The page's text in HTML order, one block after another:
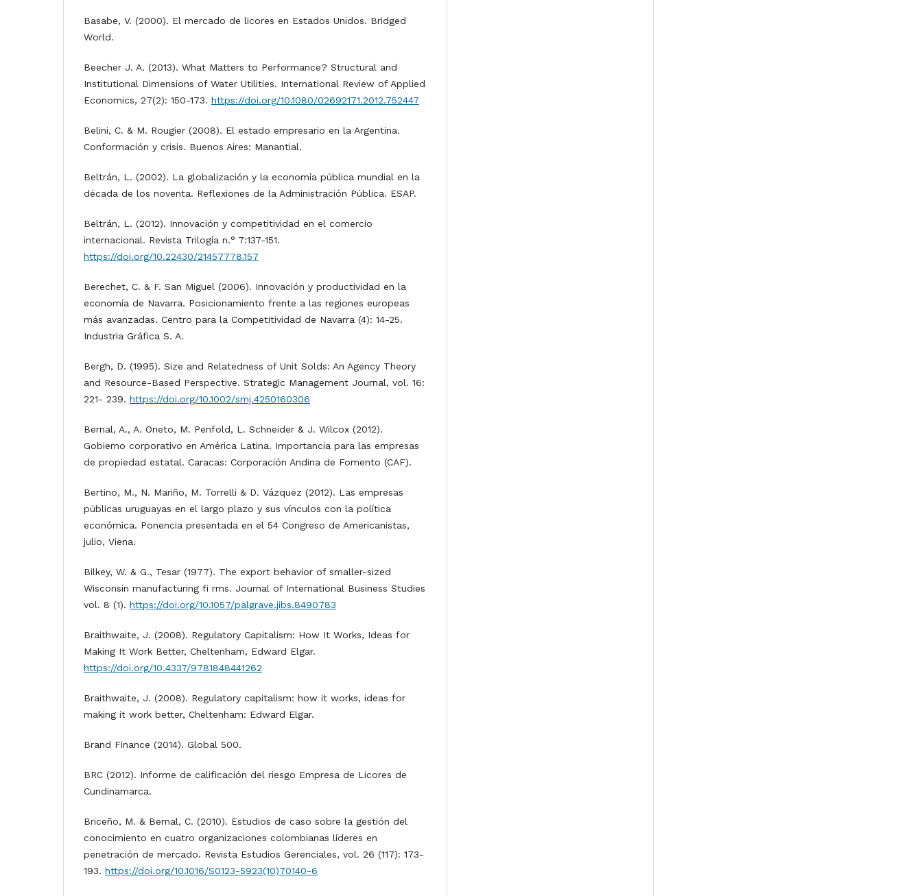
Basabe, V. (2000). El mercado de licores en Estados Unidos. Bridged
World.
Beecher J. A. (2013). What Matters to Performance? Structural and
Institutional Dimensions of Water Utilities. International Review of Applied
Economics, 27(2): 150-173. https://doi.org/10.1080/02692171.2012.752447
Belini, C. & M. Rougier (2008). El estado empresario en la Argentina.
Conformación y crisis. Buenos Aires: Manantial.
Beltrán, L. (2002). La globalización y la economía pública mundial en la
década de los noventa. Reflexiones de la Administración Pública. ESAP.
Beltrán, L. (2012). Innovación y competitividad en el comercio
internacional. Revista Trilogía n.° 7:137-151.
https://doi.org/10.22430/21457778.157
Berechet, C. & F. San Miguel (2006). Innovación y productividad en la
economía de Navarra. Posicionamiento frente a las regiones europeas
más avanzadas. Centro para la Competitividad de Navarra (4): 14-25.
Industria Gráfica S. A.
Bergh, D. (1995). Size and Relatedness of Unit Solds: An Agency Theory
and Resource-Based Perspective. Strategic Management Journal, vol. 16:
221- 239. https://doi.org/10.1002/smj.4250160306
Bernal, A., A. Oneto, M. Penfold, L. Schneider & J. Wilcox (2012).
Gobierno corporativo en América Latina. Importancia para las empresas
de propiedad estatal. Caracas: Corporación Andina de Fomento (CAF).
Bertino, M., N. Mariño, M. Torrelli & D. Vázquez (2012). Las empresas
públicas uruguayas en el largo plazo y sus vínculos con la política
económica. Ponencia presentada en el 54 Congreso de Americanistas,
julio, Viena.
Bilkey, W. & G., Tesar (1977). The export behavior of smaller-sized
Wisconsin manufacturing fi rms. Journal of International Business Studies
vol. 8 (1). https://doi.org/10.1057/palgrave.jibs.8490783
Braithwaite, J. (2008). Regulatory Capitalism: How It Works, Ideas for
Making It Work Better, Cheltenham, Edward Elgar.
https://doi.org/10.4337/9781848441262
Braithwaite, J. (2008). Regulatory capitalism: how it works, ideas for
making it work better, Cheltenham: Edward Elgar.
Brand Finance (2014). Global 500.
BRC (2012). Informe de calificación del riesgo Empresa de Licores de
Cundinamarca.
Briceño, M. & Bernal, C. (2010). Estudios de caso sobre la gestión del
conocimiento en cuatro organizaciones colombianas líderes en
penetración de mercado. Revista Estudios Gerenciales, vol. 26 (117): 173-
193. https://doi.org/10.1016/S0123-5923(10)70140-6